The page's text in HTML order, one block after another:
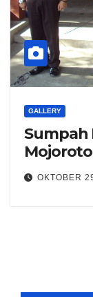
GALLERY
Sumpah
OKTOBER